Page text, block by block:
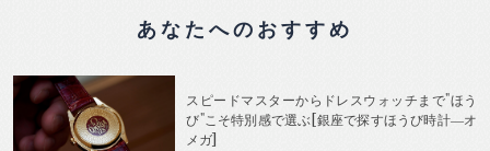
あなたへのおすすめ
スピードマスターからドレスウォッチまで"ほう
び"こそ特別感で選ぶ[銀座で探すほうび時計―オ
メガ]